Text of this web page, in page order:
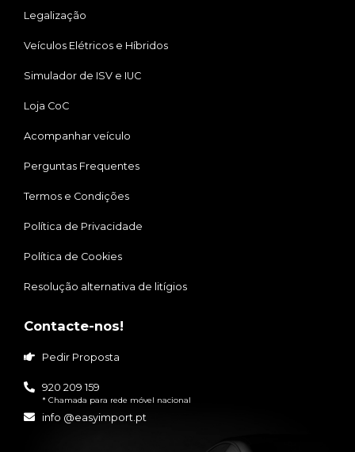
Legalização
Veículos Elétricos e Híbridos
Simulador de ISV e IUC
Loja CoC
Acompanhar veículo
Perguntas Frequentes
Termos e Condições
Política de Privacidade
Política de Cookies
Resolução alternativa de litígios
Contacte-nos!
Pedir Proposta
920 209 159
* Chamada para rede móvel nacional
info @easyimport.pt